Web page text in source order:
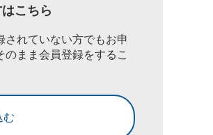
こちら
れていない方でもお申
まま会員登録をするこ
む